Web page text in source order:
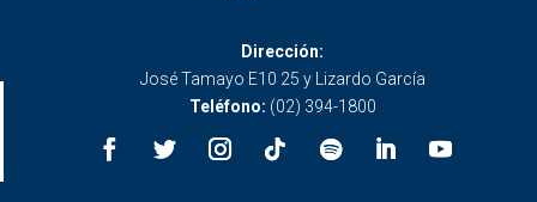
Dirección:
José Tamayo E10 25 y Lizardo García
Teléfono: (02) 394-1800